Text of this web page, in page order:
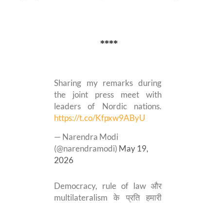
****
Sharing my remarks during
the joint press meet with
leaders of Nordic nations.
https://t.co/Kfpxw9AByU
— Narendra Modi
(@narendramodi) May 19,
2026
Democracy, rule of law और
multilateralism के प्रति हमारी